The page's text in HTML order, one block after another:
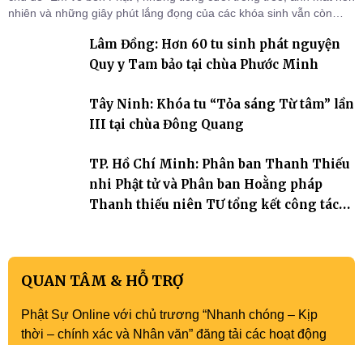
nhiên và những giây phút lắng đọng của các khóa sinh vẫn còn
Tháp). Những tuần tu học ngắn ngủi nhưng đã trở thành hành
trang quý báu, gieo những hạt giống thiện l
Lâm Đồng: Hơn 60 tu sinh phát nguyện
Quy y Tam bảo tại chùa Phước Minh
Tây Ninh: Khóa tu “Tỏa sáng Từ tâm” lần
III tại chùa Đông Quang
TP. Hồ Chí Minh: Phân ban Thanh Thiếu
nhi Phật tử và Phân ban Hoằng pháp
Thanh thiếu niên TƯ tổng kết công tác
QUAN TÂM & HỖ TRỢ
Phật Sự Online với chủ trương “Nhanh chóng – Kịp
thời – chính xác và Nhân văn” đăng tải các hoạt động